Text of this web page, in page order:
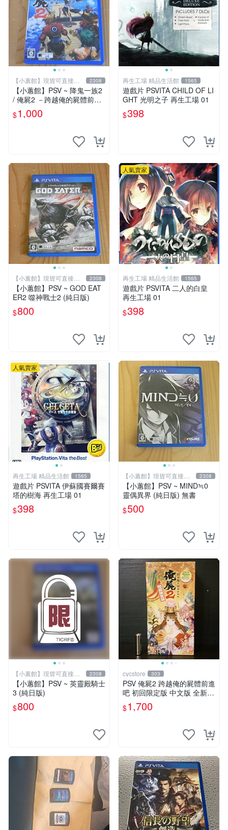
【小蕙館】現貨可直接下
標
2308
【小蕙館】PSV ~ 降鬼一族2
/ 俺屍2 －跨越俺的屍體前進
吧 (純日版)
$1,000
再生工場 精品生活館 1565
遊戲片 PSVITA CHILD OF LI
GHT 光明之子 再生工場 01
$398
【小蕙館】現貨可直接下
標
2308
【小蕙館】PSV ~ GOD EAT
ER2 噬神戰士2 (純日版)
$800
人氣賣家
再生工場 精品生活館 1565
遊戲片 PSVITA 二人的白皇
再生工場 01
$398
人氣賣家
再生工場 精品生活館 1565
遊戲片 PSVITA 伊蘇國賽爾賽
塔的樹海 再生工場 01
$398
【小蕙館】現貨可直接下
標
2308
【小蕙館】PSV ~ MIND≒0
靈偶異界 (純日版) 無書
$500
【小蕙館】現貨可直接下
標
2308
【小蕙館】PSV ~ 英靈殿騎士
3 (純日版)
$800
cycstore 303
PSV 俺屍2 跨越俺的屍體前進
吧 初回限定版 中文版 全新未
拆封 X200
$1,700